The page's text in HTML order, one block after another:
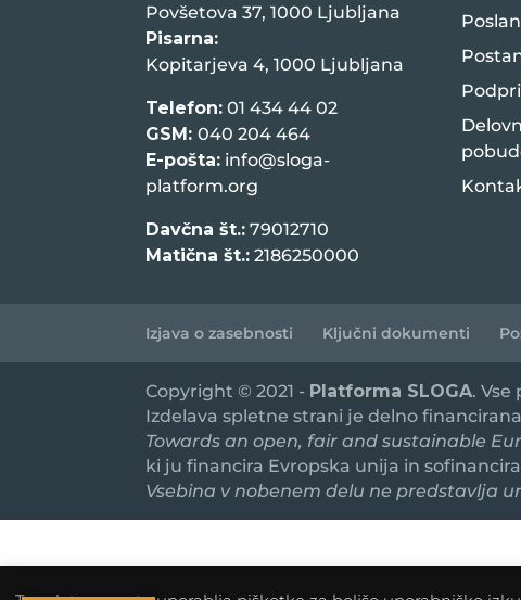
Povšetova 37, 1000 Ljubljana
Pisarna:
Kopitarjeva 4, 1000 Ljubljana
Telefon: 01 434 44 02
GSM:040 204 464
E-pošta: info@sloga-
platform.org
Davčna št.: 79012710
Matična št.: 2186250000
Izjava o zasebnosti Ključni dokumenti
Copyright © 2021 - Platforma SLOGA. Vse
Izdelava spletne strani je delno
Towards an open, fair and sustainable
ki ju financira Evropska unija in
Vsebina v nobenem delu ne predstavlja